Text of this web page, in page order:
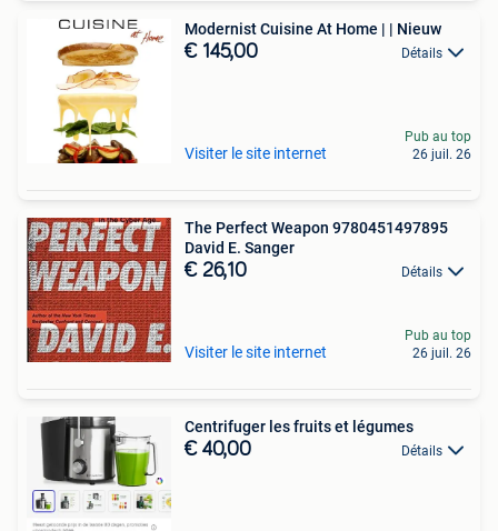
Modernist Cuisine At Home | | Nieuw
€ 145,00 Détails
Visiter le site internet
Pub au top
26 juil. 26
The Perfect Weapon 9780451497895
David E. Sanger
€ 26,10 Détails
Visiter le site internet
Pub au top
26 juil. 26
Centrifuger les fruits et légumes
€ 40,00 Détails